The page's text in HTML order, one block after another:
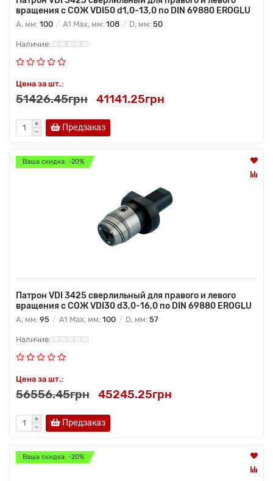
вращения с СОЖ VDI50 d1,0-13,0 по DIN 69880 EROGLU
A, мм: 100 A1 Max, мм: 108 D, мм: 50
Цена за шт.:
51426.45грн 41141.25грн
Предзаказ
Ваша скидка: -20%
Патрон VDI 3425 сверлильный для правого и левого
вращения с СОЖ VDI30 d3,0-16,0 по DIN 69880 EROGLU
A, мм: 95 A1 Max, мм: 100 D, мм: 57
Цена за шт.:
56556.45грн 45245.25грн
Предзаказ
Ваша скидка: -20%